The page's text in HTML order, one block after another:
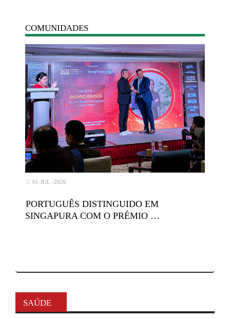
COMUNIDADES
01-JUL.-2026
PORTUGUÊS DISTINGUIDO EM
SINGAPURA COM O PRÉMIO …
SAÚDE